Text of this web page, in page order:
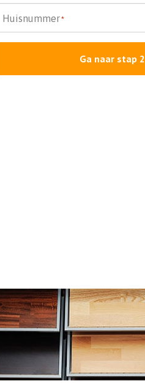
Huisnummer*
Ga naar stap 2